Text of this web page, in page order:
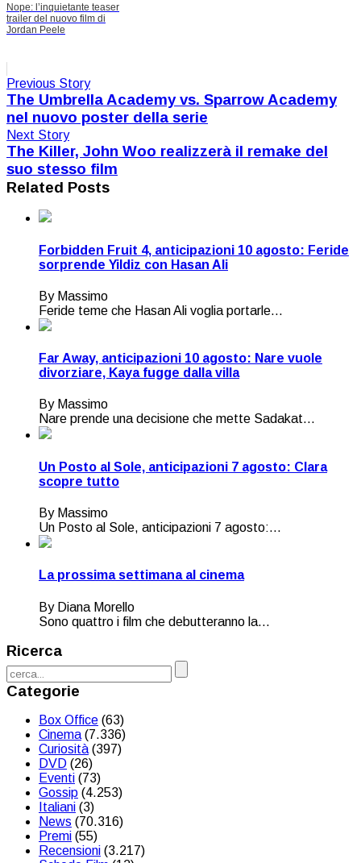
Nope: l’inquietante teaser
trailer del nuovo film di
Jordan Peele
Previous Story
The Umbrella Academy vs. Sparrow Academy
nel nuovo poster della serie
Next Story
The Killer, John Woo realizzerà il remake del
suo stesso film
Related Posts
Forbidden Fruit 4, anticipazioni 10 agosto: Feride
sorprende Yildiz con Hasan Ali
By Massimo
Feride teme che Hasan Ali voglia portarle...
Far Away, anticipazioni 10 agosto: Nare vuole
divorziare, Kaya fugge dalla villa
By Massimo
Nare prende una decisione che mette Sadakat...
Un Posto al Sole, anticipazioni 7 agosto: Clara
scopre tutto
By Massimo
Un Posto al Sole, anticipazioni 7 agosto:...
La prossima settimana al cinema
By Diana Morello
Sono quattro i film che debutteranno la...
Ricerca
Categorie
Box Office (63)
Cinema (7.336)
Curiosità (397)
DVD (26)
Eventi (73)
Gossip (4.253)
Italiani (3)
News (70.316)
Premi (55)
Recensioni (3.217)